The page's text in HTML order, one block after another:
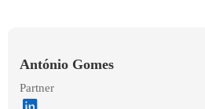
António Gomes
Partner